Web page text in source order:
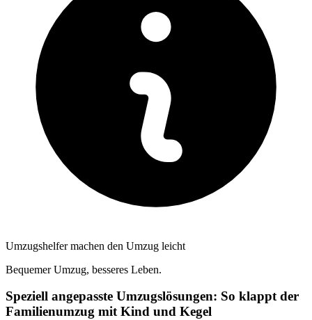
Umzugshelfer machen den Umzug leicht
Bequemer Umzug, besseres Leben.
Speziell angepasste Umzugslösungen: So klappt der
Familienumzug mit Kind und Kegel